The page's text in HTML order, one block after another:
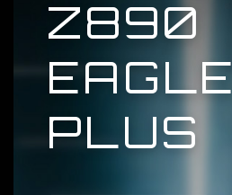
Z890
EAGLE
PLUS